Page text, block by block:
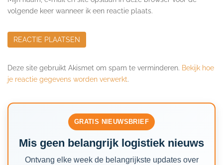
volgende keer wanneer ik een reactie plaats.
Deze site gebruikt Akismet om spam te verminderen. Bekijk hoe
je reactie gegevens worden verwerkt.
GRATIS NIEUWSBRIEF
Mis geen belangrijk logistiek nieuws
Ontvang elke week de belangrijkste updates over